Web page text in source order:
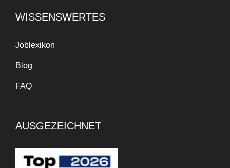
WISSENSWERTES
Joblexikon
Blog
FAQ
AUSGEZEICHNET